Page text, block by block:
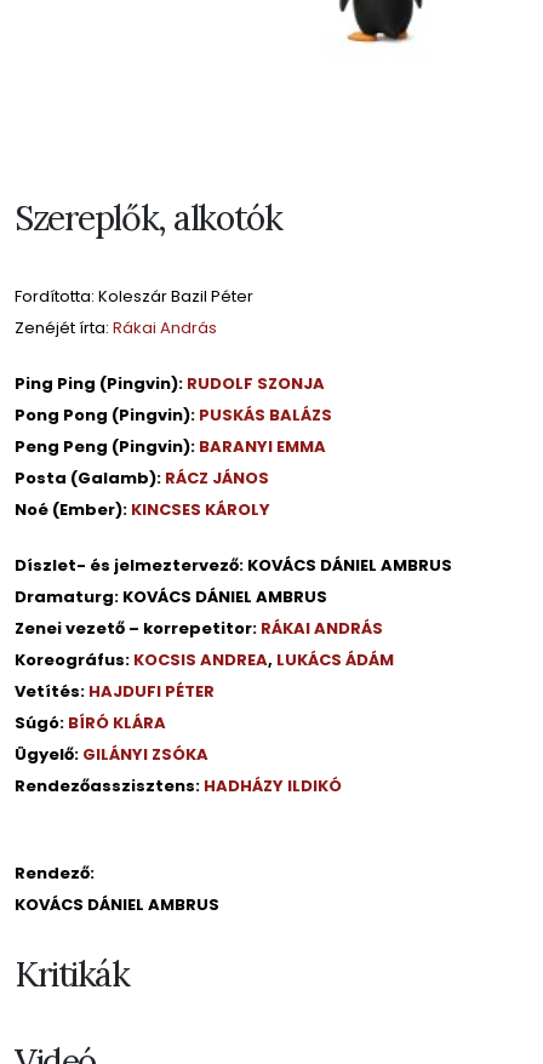
Szereplők, alkotók
Fordította: Koleszár Bazil Péter
Zenéjét írta: Rákai András
Ping Ping (Pingvin): RUDOLF SZONJA
Pong Pong (Pingvin): PUSKÁS BALÁZS
Peng Peng (Pingvin): BARANYI EMMA
Posta (Galamb): RÁCZ JÁNOS
Noé (Ember): KINCSES KÁROLY
Díszlet- és jelmeztervező: KOVÁCS DÁNIEL AMBRUS
Dramaturg: KOVÁCS DÁNIEL AMBRUS
Zenei vezető – korrepetitor: RÁKAI ANDRÁS
Koreográfus: KOCSIS ANDREA, LUKÁCS ÁDÁM
Vetítés: HAJDUFI PÉTER
Súgó: BÍRÓ KLÁRA
Ügyelő: GILÁNYI ZSÓKA
Rendezőasszisztens: HADHÁZY ILDIKÓ
Rendező:
KOVÁCS DÁNIEL AMBRUS
Kritikák